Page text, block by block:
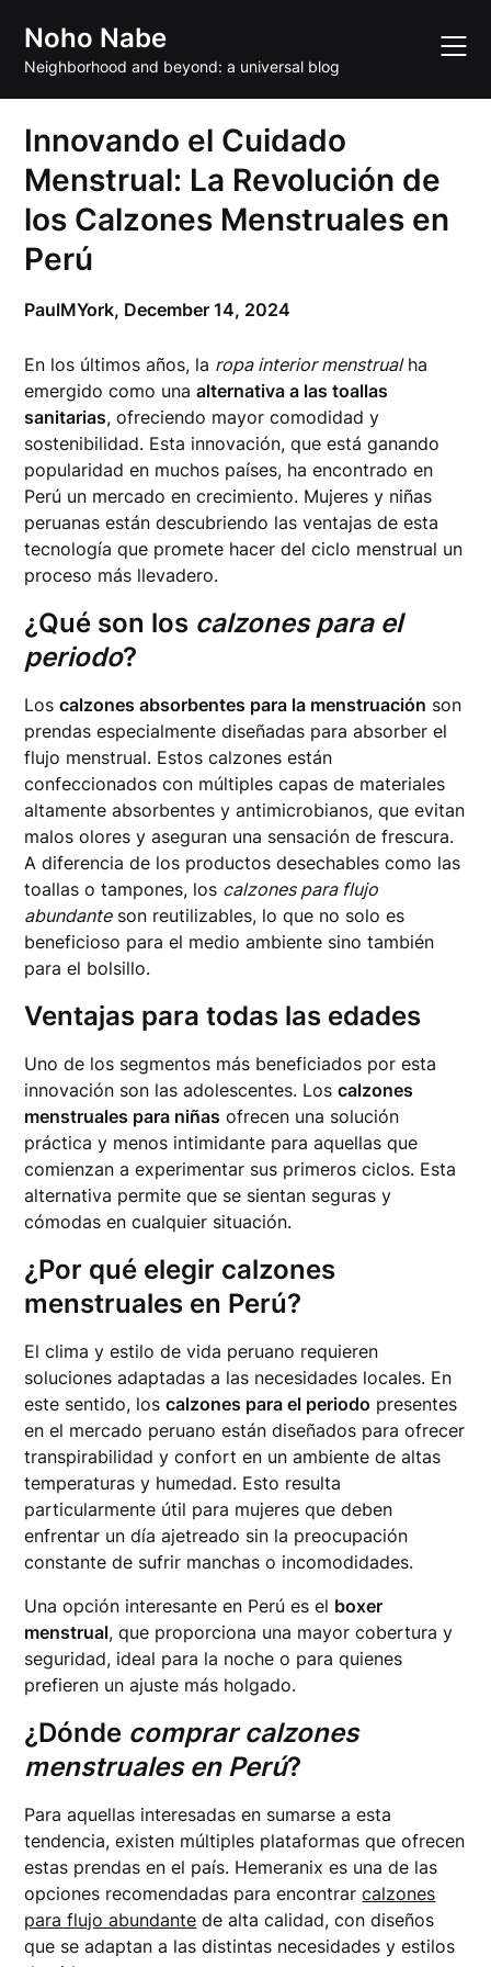
content
Noho Nabe
Neighborhood and beyond: a universal blog
Innovando el Cuidado
Menstrual: La Revolución de
los Calzones Menstruales en
Perú
PaulMYork, December 14, 2024
En los últimos años, la ropa interior menstrualha
emergido como unaalternativa a las toallas
sanitarias, ofreciendo mayor comodidad y
sostenibilidad. Esta innovación, que está ganando
popularidad en muchos países, ha encontrado en
Perú un mercado en crecimiento. Mujeres y niñas
peruanas están descubriendo las ventajas de esta
tecnología que promete hacer del ciclo menstrual un
proceso más llevadero.
¿Qué son los calzones para el
periodo?
Loscalzones absorbentes para la menstruación son
prendas especialmente diseñadas para absorber el
flujo menstrual. Estos calzones están
confeccionados con múltiples capas de materiales
altamente absorbentes y antimicrobianos, que evitan
malos olores y aseguran una sensación de frescura.
A diferencia de los productos desechables como las
toallas o tampones, los calzones para flujo
abundanteson reutilizables, lo que no solo es
beneficioso para el medio ambiente sino también
para el bolsillo.
Ventajas para todas las edades
Uno de los segmentos más beneficiados por esta
innovación son las adolescentes. Loscalzones
menstruales para niñas ofrecen una solución
práctica y menos intimidante para aquellas que
comienzan a experimentar sus primeros ciclos. Esta
alternativa permite que se sientan seguras y
cómodas en cualquier situación.
¿Por qué elegir calzones
menstruales en Perú?
El clima y estilo de vida peruano requieren
soluciones adaptadas a las necesidades locales. En
este sentido, loscalzones para el periodo presentes
en el mercado peruano están diseñados para ofrecer
transpirabilidad y confort en un ambiente de altas
temperaturas y humedad. Esto resulta
particularmente útil para mujeres que deben
enfrentar un día ajetreado sin la preocupación
constante de sufrir manchas o incomodidades.
Una opción interesante en Perú es el boxer
menstrual, que proporciona una mayor cobertura y
seguridad, ideal para la noche o para quienes
prefieren un ajuste más holgado.
¿Dónde comprar calzones
menstruales en Perú?
Para aquellas interesadas en sumarse a esta
tendencia, existen múltiples plataformas que ofrecen
estas prendas en el país. Hemeranix es una de las
opciones recomendadas para encontrarcalzones
para flujo abundante de alta calidad, con diseños
que se adaptan a las distintas necesidades y estilos